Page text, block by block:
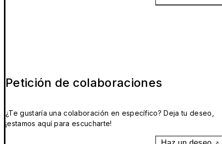
Petición de colaboraciones
¿Te gustaría una colaboración en específico? Deja tu deseo,
¡estamos aquí para escucharte!